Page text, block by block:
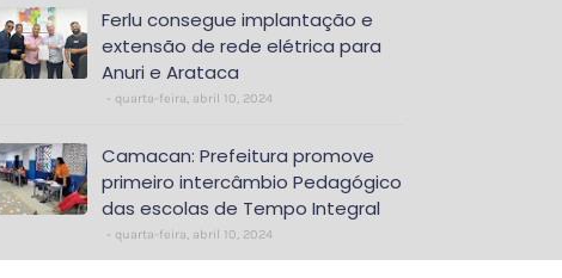
Ferlu consegue implantação e
extensão de rede elétrica para
Anuri e Arataca
quarta-feira, abril 10, 2024
Camacan: Prefeitura promove
primeiro intercâmbio Pedagógico
das escolas de Tempo Integral
quarta-feira, abril 10, 2024